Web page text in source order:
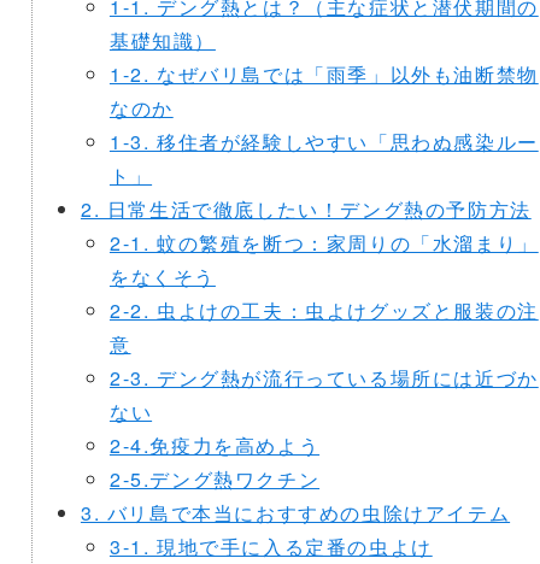
1-1. デング熱とは？（主な症状と潜伏期間の
基礎知識）
1-2. なぜバリ島では「雨季」以外も油断禁物
なのか
1-3. 移住者が経験しやすい「思わぬ感染ルー
ト」
2. 日常生活で徹底したい！デング熱の予防方法
2-1. 蚊の繁殖を断つ：家周りの「水溜まり」
をなくそう
2-2. 虫よけの工夫：虫よけグッズと服装の注
意
2-3. デング熱が流行っている場所には近づか
ない
2-4.免疫力を高めよう
2-5.デング熱ワクチン
3. バリ島で本当におすすめの虫除けアイテム
3-1. 現地で手に入る定番の虫よけ